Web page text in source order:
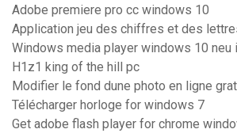
Adobe premiere pro cc windows 10
Application jeu des chiffres et des
Windows media player windows 10 neu
H1z1 king of the hill pc
Modifier le fond dune photo en ligne
Télécharger horloge for windows 7
Get adobe flash player for chrome